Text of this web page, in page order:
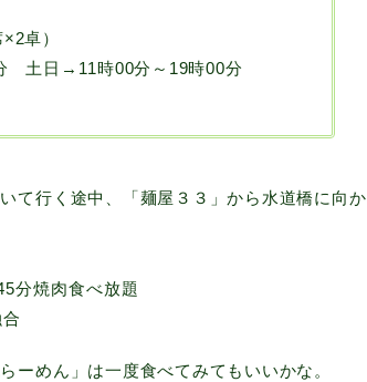
卓）
土日→11時00分～19時00分
て行く途中、「麺屋３３」から水道橋に向か
分焼肉食べ放題
ーめん」は一度食べてみてもいいかな。